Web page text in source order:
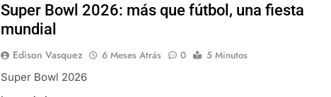
Super Bowl 2026: más que fútbol, una fiesta
mundial
Edison Vasquez 6 Meses Atrás 0
5 Minutos
Super Bowl 2026